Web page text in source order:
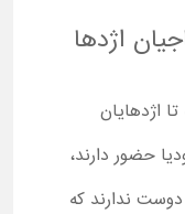
اژدها
اژدهایان
حضور دارند،
ندارند که